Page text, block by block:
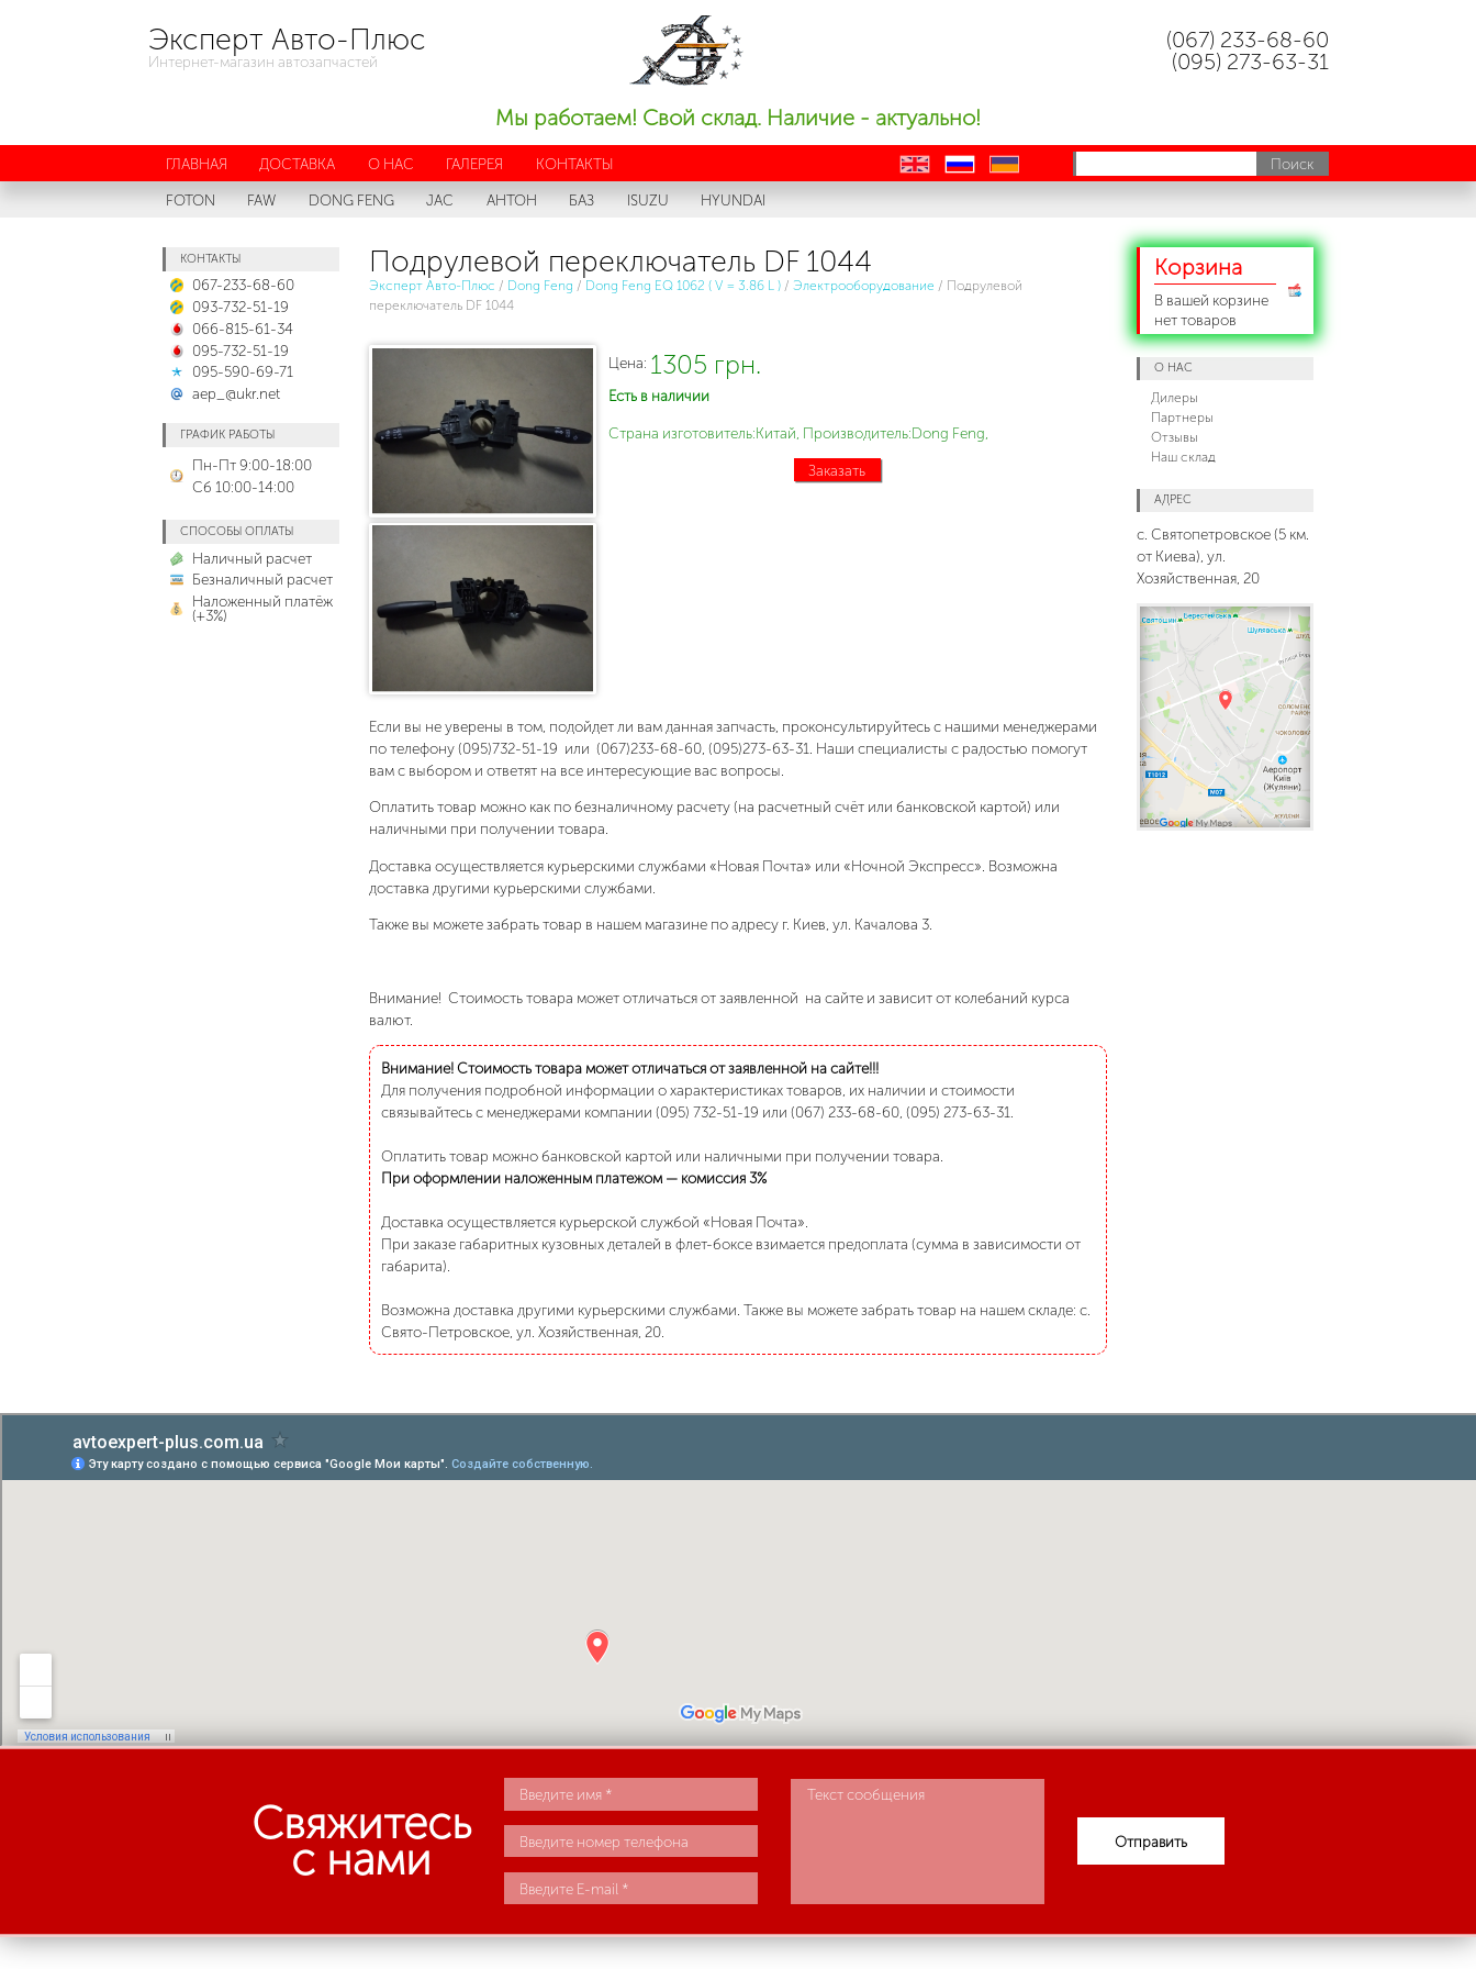
Эксперт Авто-Плюс
Интернет-магазин автозапчастей
(067) 233-68-60
(095) 273-63-31
Мы работаем! Свой склад. Наличие - актуально!
ГЛАВНАЯ ДОСТАВКА О НАС ГАЛЕРЕЯ КОНТАКТЫ en ru
uk
FOTON
FAW DONG FENG JAC АНТОН БАЗ ISUZU HYUNDAI
КОНТАКТЫ
067-233-68-60
093-732-51-19
066-815-61-34
095-732-51-19
095-590-69-71
aep_@ukr.net
ГРАФИК РАБОТЫ
Пн-Пт 9:00-18:00
Сб 10:00-14:00
СПОСОБЫ ОПЛАТЫ
Наличный расчет
Безналичный расчет
Наложенный платёж
(+3%)
Подрулевой переключатель DF 1044
Эксперт Авто-Плюс / Dong Feng / Dong Feng EQ 1062 ( V = 3.86 L )/ Электрооборудование / Подрулевой
переключатель DF 1044
Цена: 1305 грн.
Есть в наличии
Страна изготовитель:Китай, Производитель:Dong Feng,
Заказать
Если вы не уверены в том, подойдет ли вам данная запчасть, проконсультируйтесь с нашими менеджерами
по телефону (095)732-51-19 или (067)233-68-60, (095)273-63-31. Наши специалисты с радостью помогут
вам с выбором и ответят на все интересующие вас вопросы.
Оплатить товар можно как по безналичному расчету (на расчетный счёт или банковской картой) или
наличными при получении товара.
Доставка осуществляется курьерскими службами «Новая Почта» или «Ночной Экспресс». Возможна
доставка другими курьерскими службами.
Также вы можете забрать товар в нашем магазине по адресу г. Киев, ул. Качалова 3.
Внимание! Стоимость товара может отличаться от заявленной на сайте и зависит от колебаний курса
валют.
Внимание! Стоимость товара может отличаться от заявленной на сайте!!!
Для получения подробной информации о характеристиках товаров, их наличии и стоимости
связывайтесь с менеджерами компании (095) 732-51-19 или (067) 233-68-60, (095) 273-63-31.
Оплатить товар можно банковской картой или наличными при получении товара.
При оформлении наложенным платежом — комиссия 3%
Доставка осуществляется курьерской службой «Новая Почта».
При заказе габаритных кузовных деталей в флет-боксе взимается предоплата (сумма в зависимости от
габарита).
Возможна доставка другими курьерскими службами. Также вы можете забрать товар на нашем складе: с.
Свято-Петровское, ул. Хозяйственная, 20.
Корзина
В вашей корзине
нет товаров
О НАС
Дилеры
Партнеры
Отзывы
Наш склад
АДРЕС
с. Святопетровское (5 км.
от Киева), ул.
Хозяйственная, 20
Свяжитесь
с нами Отправить